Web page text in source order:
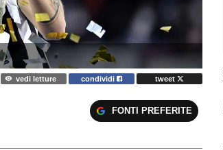
vedi letture condividi tweet
FONTI PREFERITE